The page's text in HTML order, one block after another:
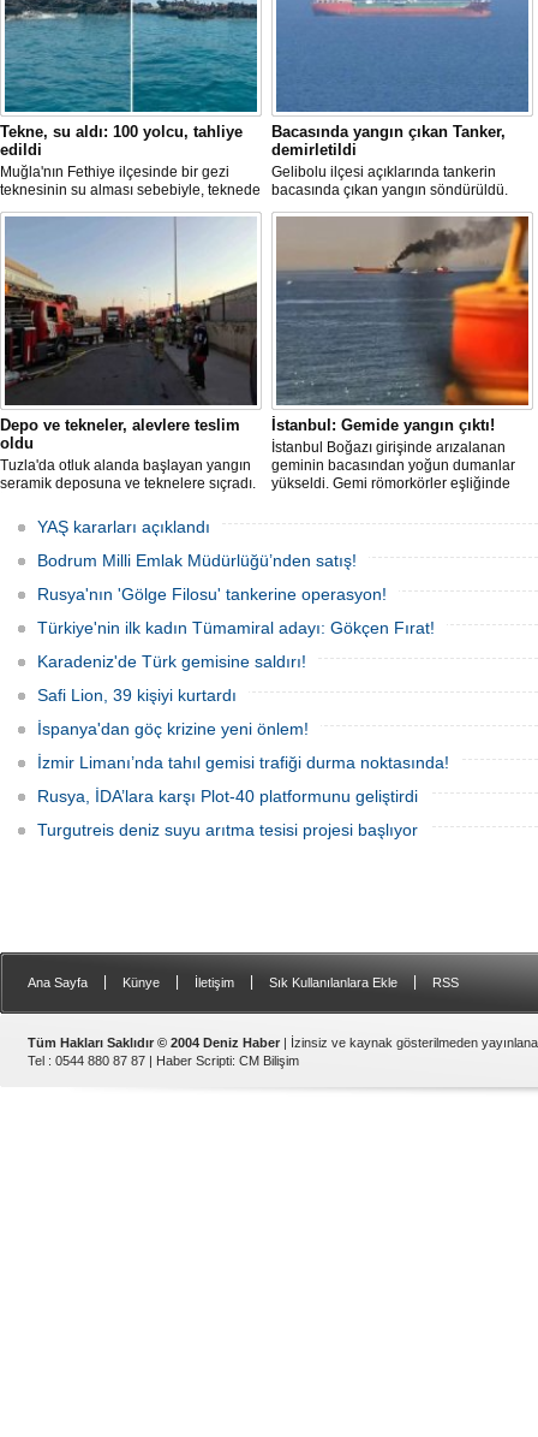
Tekne, su aldı: 100 yolcu, tahliye
edildi
Muğla'nın Fethiye ilçesinde bir gezi
teknesinin su alması sebebiyle, teknede
bulunan 100 yolcu tahliye edildi,
Bacasında yangın çıkan Tanker,
demirletildi
Gelibolu ilçesi açıklarında tankerin
bacasında çıkan yangın söndürüldü.
Tanker, ardından Şevketiye Demir
Depo ve tekneler, alevlere teslim
oldu
Tuzla'da otluk alanda başlayan yangın
seramik deposuna ve teknelere sıçradı.
alevleri kontrol altına aldı.
İstanbul: Gemide yangın çıktı!
İstanbul Boğazı girişinde arızalanan
geminin bacasından yoğun dumanlar
yükseldi. Gemi römorkörler eşliğinde
YAŞ kararları açıklandı
Bodrum Milli Emlak Müdürlüğü’nden satış!
Rusya'nın 'Gölge Filosu' tankerine operasyon!
Türkiye'nin ilk kadın Tümamiral adayı: Gökçen Fırat!
Karadeniz'de Türk gemisine saldırı!
Safi Lion, 39 kişiyi kurtardı
İspanya'dan göç krizine yeni önlem!
İzmir Limanı’nda tahıl gemisi trafiği durma noktasında!
Rusya, İDA’lara karşı Plot-40 platformunu geliştirdi
Turgutreis deniz suyu arıtma tesisi projesi başlıyor
Ana Sayfa Künye İletişim Sık Kullanılanlara Ekle RSS
Tüm Hakları Saklıdır © 2004 Deniz Haber | İzinsiz ve kaynak gösterilmeden
Tel : 0544 880 87 87 | Haber Scripti: CM Bilişim